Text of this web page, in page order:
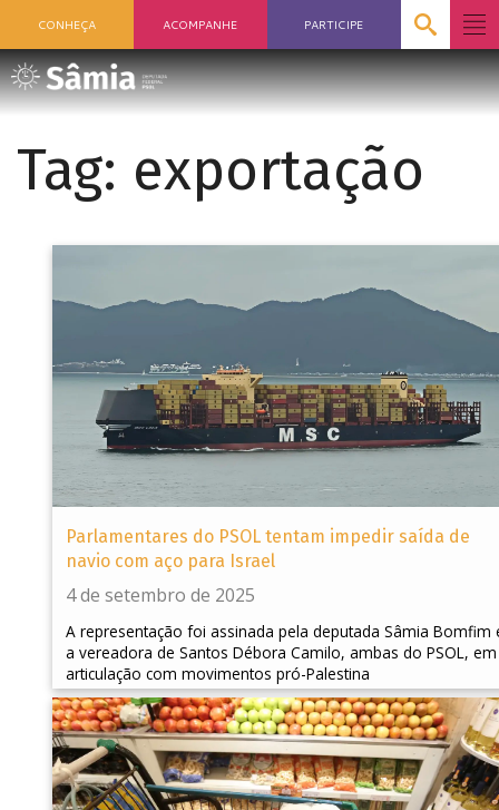
CONHEÇA ACOMPANHE PARTICIPE
Tag: exportação
Parlamentares do PSOL tentam impedir saída de
navio com aço para Israel
4 de setembro de 2025
A representação foi assinada pela deputada Sâmia Bomfim
a vereadora de Santos Débora Camilo, ambas do PSOL, em
articulação com movimentos pró-Palestina